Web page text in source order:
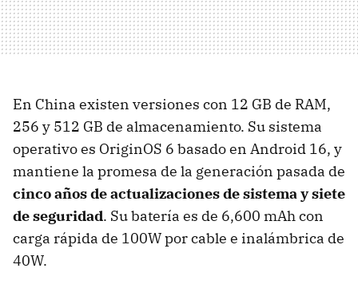
En China existen versiones con 12 GB de RAM,
256 y 512 GB de almacenamiento. Su sistema
operativo es OriginOS 6 basado en Android 16, y
mantiene la promesa de la generación pasada de
cinco años de actualizaciones de sistema y siete
de seguridad. Su batería es de 6,600 mAh con
carga rápida de 100W por cable e inalámbrica de
40W.